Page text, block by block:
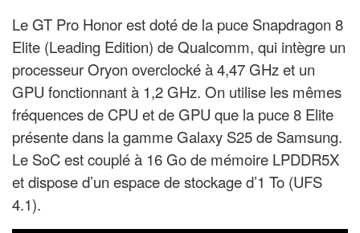
Le GT Pro Honor est doté de la puce Snapdragon 8
Elite (Leading Edition) de Qualcomm, qui intègre un
processeur Oryon overclocké à 4,47 GHz et un
GPU fonctionnant à 1,2 GHz. On utilise les mêmes
fréquences de CPU et de GPU que la puce 8 Elite
présente dans la gamme Galaxy S25 de Samsung.
Le SoC est couplé à 16 Go de mémoire LPDDR5X
et dispose d’un espace de stockage d’1 To (UFS
4.1).